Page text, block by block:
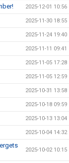
2025-12-01 10:56
2025-11-30 18:55
2025-11-24 19:40
2025-11-11 09:41
2025-11-05 17:28
2025-11-05 12:59
2025-10-31 13:58
2025-10-18 09:59
2025-10-13 13:04
2025-10-04 14:32
2025-10-02 10:15